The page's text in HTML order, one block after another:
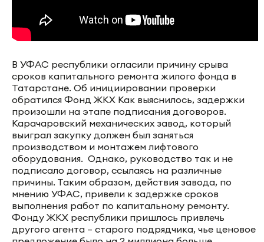
В УФАС республики огласили причину срыва
сроков капитального ремонта жилого фонда в
Татарстане. Об инициировании проверки
обратился Фонд ЖКХ Как выяснилось, задержки
произошли на этапе подписания договоров.
Карачаровский механических завод, который
выиграл закупку должен был заняться
производством и монтажем лифтового
оборудования. Однако, руководство так и не
подписало договор, ссылаясь на различные
причины. Таким образом, действия завода, по
мнению УФАС, привели к задержке сроков
выполнения работ по капитальному ремонту.
Фонду ЖКХ республики пришлось привлечь
другого агента – старого подрядчика, чье ценовое